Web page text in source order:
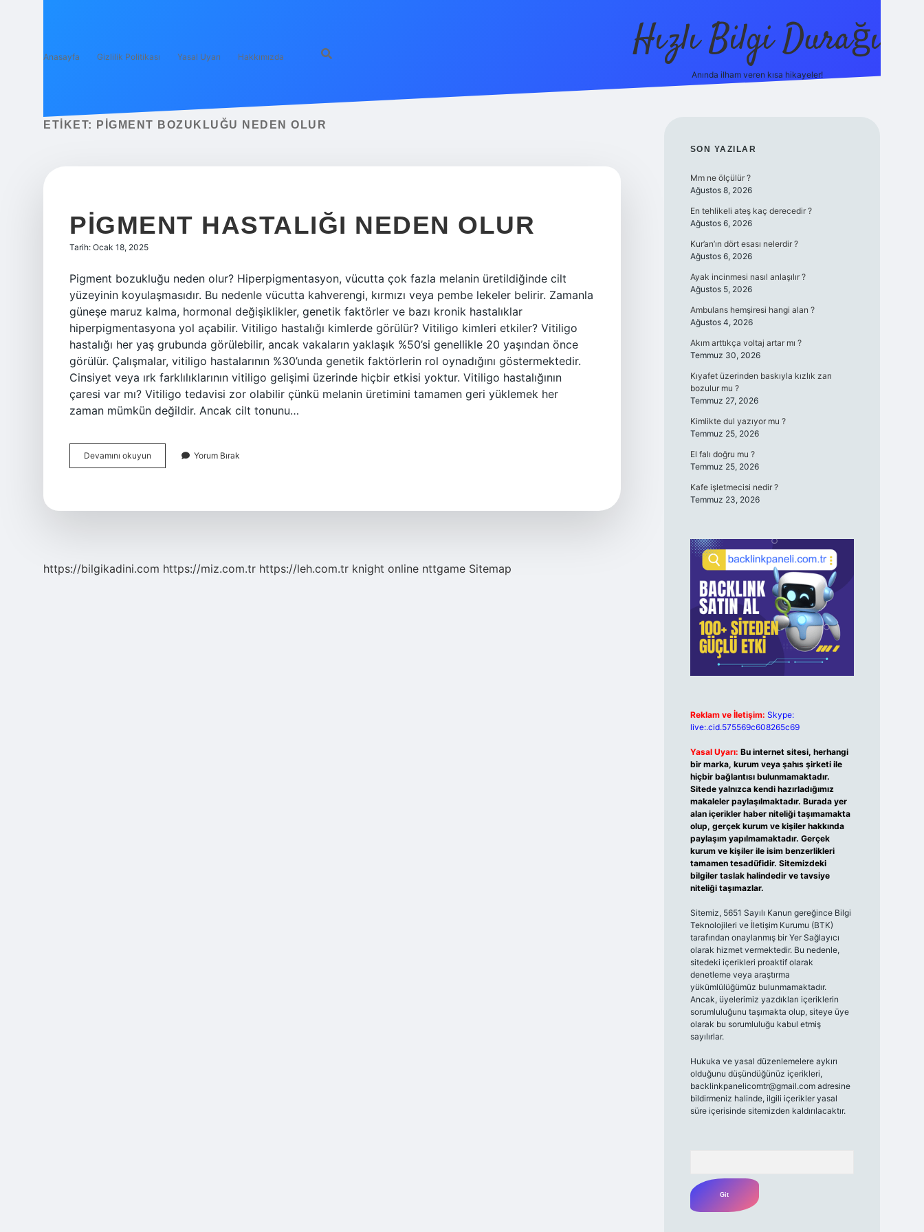
Anasayfa Gizlilik Politikası Yasal Uyarı Hakkımızda Hızlı Bilgi Durağı
Anında ilham veren kısa hikayeler!
ETIKET: PIGMENT BOZUKLUĞU NEDEN OLUR
PIGMENT HASTALIĞI NEDEN OLUR
Tarih: Ocak 18, 2025
Pigment bozukluğu neden olur? Hiperpigmentasyon, vücutta çok fazla melanin üretildiğinde cilt
yüzeyinin koyulaşmasıdır. Bu nedenle vücutta kahverengi, kırmızı veya pembe lekeler belirir. Zamanla
güneşe maruz kalma, hormonal değişiklikler, genetik faktörler ve bazı kronik hastalıklar
hiperpigmentasyona yol açabilir. Vitiligo hastalığı kimlerde görülür? Vitiligo kimleri etkiler? Vitiligo
hastalığı her yaş grubunda görülebilir, ancak vakaların yaklaşık %50’si genellikle 20 yaşından önce
görülür. Çalışmalar, vitiligo hastalarının %30’unda genetik faktörlerin rol oynadığını göstermektedir.
Cinsiyet veya ırk farklılıklarının vitiligo gelişimi üzerinde hiçbir etkisi yoktur. Vitiligo hastalığının
çaresi var mı? Vitiligo tedavisi zor olabilir çünkü melanin üretimini tamamen geri yüklemek her
zaman mümkün değildir. Ancak cilt tonunu…
Devamını okuyun Pigment
Hastalığı
Yorum Bırak
https://bilgikadini.com https://miz.com.tr https://leh.com.tr knight online nttgame Sitemap
SIDEBAR
SON YAZILAR
Mm ne ölçülür ?
Ağustos 8, 2026
En tehlikeli ateş kaç derecedir ?
Ağustos 6, 2026
Kur’an’ın dört esası nelerdir ?
Ağustos 6, 2026
Ayak incinmesi nasıl anlaşılır ?
Ağustos 5, 2026
Ambulans hemşiresi hangi alan ?
Ağustos 4, 2026
Akım arttıkça voltaj artar mı ?
Temmuz 30, 2026
Kıyafet üzerinden baskıyla kızlık zarı
bozulur mu ?
Temmuz 27, 2026
Kimlikte dul yazıyor mu ?
Temmuz 25, 2026
El falı doğru mu ?
Temmuz 25, 2026
Kafe işletmecisi nedir ?
Temmuz 23, 2026
Reklam ve İletişim: Skype:
live:.cid.575569c608265c69
Yasal Uyarı: Bu internet sitesi, herhangi
bir marka, kurum veya şahıs şirketi ile
hiçbir bağlantısı bulunmamaktadır.
Sitede yalnızca kendi hazırladığımız
makaleler paylaşılmaktadır. Burada yer
alan içerikler haber niteliği taşımamakta
olup, gerçek kurum ve kişiler hakkında
paylaşım yapılmamaktadır. Gerçek
kurum ve kişiler ile isim benzerlikleri
tamamen tesadüfidir. Sitemizdeki
bilgiler taslak halindedir ve tavsiye
niteliği taşımazlar.
Sitemiz, 5651 Sayılı Kanun gereğince Bilgi
Teknolojileri ve İletişim Kurumu (BTK)
tarafından onaylanmış bir Yer Sağlayıcı
olarak hizmet vermektedir. Bu nedenle,
sitedeki içerikleri proaktif olarak
denetleme veya araştırma
yükümlülüğümüz bulunmamaktadır.
Ancak, üyelerimiz yazdıkları içeriklerin
sorumluluğunu taşımakta olup, siteye üye
olarak bu sorumluluğu kabul etmiş
sayılırlar.
Hukuka ve yasal düzenlemelere aykırı
olduğunu düşündüğünüz içerikleri,
backlinkpanelicomtr@gmail.comadresine
bildirmeniz halinde, ilgili içerikler yasal
süre içerisinde sitemizden kaldırılacaktır.